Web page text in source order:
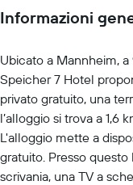
Informazioni
Ubicato a Mannheim,
Speicher 7 Hotel
privato gratuito, una
l’alloggio si trova a 1,6
L'alloggio mette a
gratuito. Presso
scrivania, una TV a